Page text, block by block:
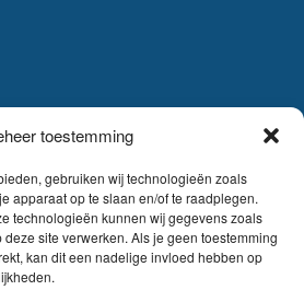
toestemming
gebruiken wij technologieën zoals
apparaat op te slaan en/of te raadplegen.
technologieën kunnen wij gegevens zoals
site verwerken. Als je geen toestemming
kan dit een nadelige invloed hebben op
2410 9862